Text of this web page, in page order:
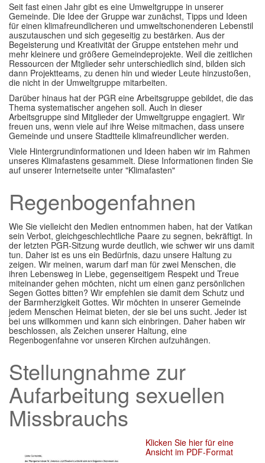
Seit fast einen Jahr gibt es eine Umweltgruppe in unserer
Gemeinde. Die Idee der Gruppe war zunächst, Tipps und Ideen
für einen klimafreundlicheren und umweltschonenderen Lebenstil
auszutauschen und sich gegeseitig zu bestärken. Aus der
Begeisterung und Kreativität der Gruppe entstehen mehr und
mehr kleinere und größere Gemeindeprojekte. Weil die zeitlichen
Ressourcen der Mtglieder sehr unterschiedlich sind, bilden sich
dann Projektteams, zu denen hin und wieder Leute hinzustoßen,
die nicht in der Umweltgruppe mitarbeiten.
Darüber hinaus hat der PGR eine Arbeitsgruppe gebildet, die das
Thema systematischer angehen soll. Auch in dieser
Arbeitsgruppe sind Mitglieder der Umweltgruppe engagiert. Wir
freuen uns, wenn viele auf ihre Weise mitmachen, dass unsere
Gemeinde und unsere Stadtteile klimafreundlicher werden.
Viele Hintergrundinformationen und Ideen haben wir im Rahmen
unseres Klimafastens gesammelt. Diese Informationen finden Sie
auf unserer Internetseite unter "Klimafasten"
Regenbogenfahnen
Wie Sie vielleicht den Medien entnommen haben, hat der Vatikan
sein Verbot, gleichgeschlechtliche Paare zu segnen, bekräftigt. In
der letzten PGR-Sitzung wurde deutlich, wie schwer wir uns damit
tun. Daher ist es uns ein Bedürfnis, dazu unsere Haltung zu
zeigen. Wir meinen, warum darf man für zwei Menschen, die
ihren Lebensweg in Liebe, gegenseitigem Respekt und Treue
miteinander gehen möchten, nicht um einen ganz persönlichen
Segen Gottes bitten? Wir empfehlen sie damit dem Schutz und
der Barmherzigkeit Gottes. Wir möchten in unserer Gemeinde
jedem Menschen Heimat bieten, der sie bei uns sucht. Jeder ist
bei uns willkommen und kann sich einbringen. Daher haben wir
beschlossen, als Zeichen unserer Haltung, eine
Regenbogenfahne vor unseren Kirchen aufzuhängen.
Stellungnahme zur
Aufarbeitung sexuellen
Missbrauchs
Klicken Sie hier für eine
Ansicht im PDF-Format